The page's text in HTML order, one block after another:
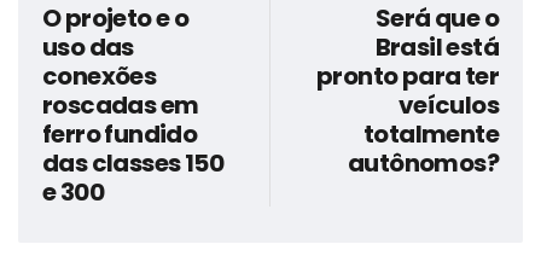
O projeto e o
uso das
conexões
roscadas em
ferro fundido
das classes 150
e 300
Será que o
Brasil está
pronto para ter
veículos
totalmente
autônomos?